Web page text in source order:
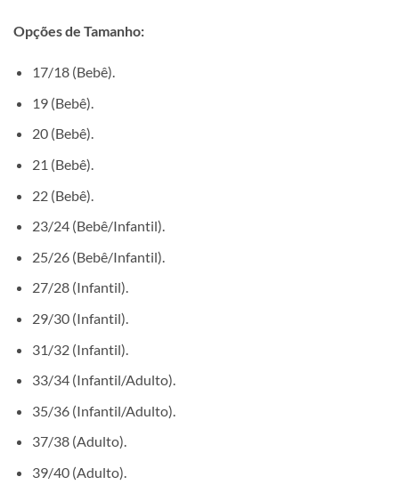
Opções de Tamanho:
17/18 (Bebê).
19 (Bebê).
20 (Bebê).
21 (Bebê).
22 (Bebê).
23/24 (Bebê/Infantil).
25/26 (Bebê/Infantil).
27/28 (Infantil).
29/30 (Infantil).
31/32 (Infantil).
33/34 (Infantil/Adulto).
35/36 (Infantil/Adulto).
37/38 (Adulto).
39/40 (Adulto).